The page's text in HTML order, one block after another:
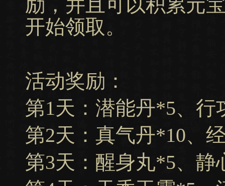
励，并且可以积累元
开始领取。
活动奖励：
第1天：潜能丹*5、行
第2天：真气丹*10、
第3天：醒身丸*5、静